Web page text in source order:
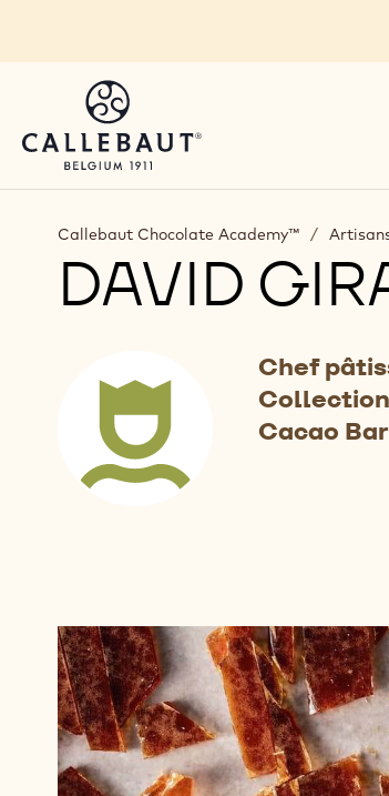
Callebaut Chocolate Academy™ /
DAVID
Chef
Cacao